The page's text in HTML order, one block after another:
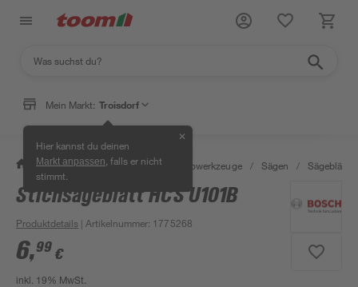
Mein Markt: Troisdorf
Hier kannst du deinen
Markt anpassen , falls er nicht
stimmt.
✕
/ Werkstatt & Maschinen / Elektrowerkzeuge / Sägen / Sägeblätter
Stichsägeblatt HCS U101B
Produktdetails | Artikelnummer: 1775268
6,99 €
inkl. 19% MwSt.